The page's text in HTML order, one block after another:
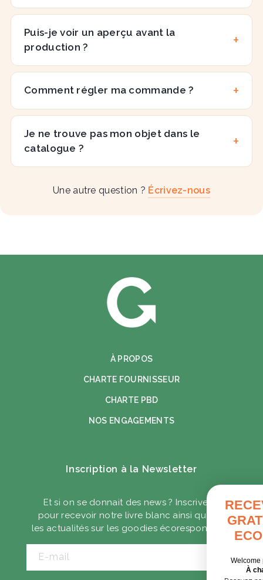
Puis-je voir un aperçu avant la
production ?
Comment régler ma commande ?
Je ne trouve pas mon objet dans le
catalogue ?
Une autre question ? Écrivez-nous
À PROPOS
CHARTE FOURNISSEUR
CHARTE PBD
NOS ENGAGEMENTS
Inscription à la Newsletter
Et si on se donnait des news ? Inscrivez-vous
pour recevoir notre livre blanc ainsi que toute
les actualités sur les goodies écoresponsables.
E-mail
RECEVEZ VOTRE GUIDE
GRATUIT DES GOODIES
ECORESPONSABLES
Welcome pack, séminaire, cadeaux clients…
À chaque contexte, ses solutions.